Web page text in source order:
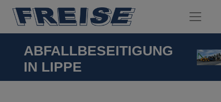
ABFALLBESEITIGUNG
IN LIPPE